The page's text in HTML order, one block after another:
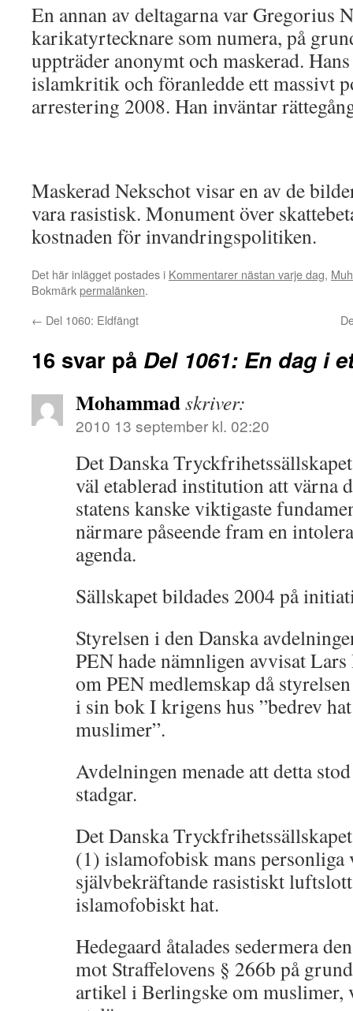
En annan av deltagarna var Gregorius
karikatyrtecknare som numera, på
uppträder anonymt och maskerad.
islamkritik och föranledde ett massivt
arrestering 2008. Han inväntar
Maskerad Nekschot visar en av de
vara rasistisk. Monument över
kostnaden för invandringspolitiken.
Det här inlägget postades i Kommentarer nästan varje dag,
Bokmärkpermalänken.
← Del 1060: Eldfängt
16 svar på Del 1061: En dag i
Mohammadskriver:
2010 13 september kl. 02:20
Det Danska
väl etablerad institution att värna
statens kanske viktigaste
närmare påseende fram en
agenda.
Sällskapet bildades 2004 på
Styrelsen i den Danska
PEN hade nämnligen avvisat Lars
om PEN medlemskap då
i sin bok I krigens hus ”bedrev
muslimer”.
Avdelningen menade att detta
stadgar.
Det Danska
(1) islamofobisk mans personliga
självbekräftande rasistiskt
islamofobiskt hat.
Hedegaard åtalades sedermera
mot Straffelovens § 266b på
artikel i Berlingske om muslimer,